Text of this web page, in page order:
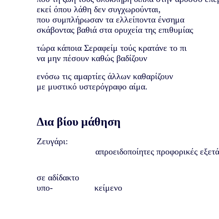
εκεί όπου λάθη δεν συγχωρούνται,
που συμπλήρωσαν τα ελλείποντα ένσημα
σκάβοντας βαθιά στα ορυχεία της επιθυμίας
τώρα κάποια Σεραφείμ τούς κρατάνε το πι
να μην πέσουν καθώς βαδίζουν
ενόσω τις αμαρτίες άλλων καθαρίζουν
με μυστικό υστερόγραφο αίμα.
Δια βίου μάθηση
Ζευγάρι:
απροειδοποίητες προφορικές
σε αδίδακτο
υπο-
κείμενο